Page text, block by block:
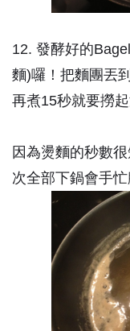
12. 發酵好的
麵)囉！把麵團丟
再煮15秒就要撈
因為燙麵的秒數
次全部下鍋會手